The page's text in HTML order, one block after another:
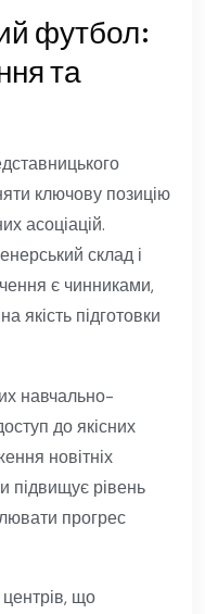
футбол:
та
ключову позицію
асоціацій.
склад і
є чинниками,
якість підготовки
навчально-
до якісних
новітніх
підвищує рівень
прогрес
що